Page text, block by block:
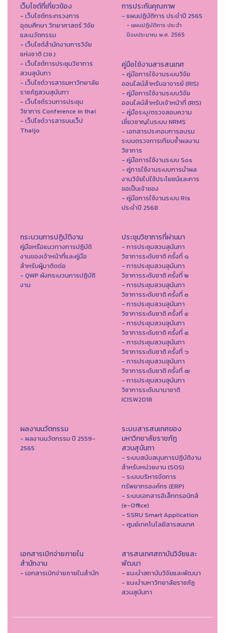
เว็บไซต์ที่เกี่ยวข้อง
- เว็บไซต์กระทรวงการ
อุดมศึกษา วิทยาศาสตร์ วิจัย
และนวัตกรรม
- เว็บไซต์สำนักงานการวิจัย
แห่งชาติ (วช.)
- เว็บไซต์การประชุมวิชาการ
สวนสุนันทา
- เว็บไซต์วารสารมหาวิทยาลัย
ราชภัฏสวนสุนันทา
- เว็บไซต์รวมการประชุม
วิชาการ Conference in thai
- เว็ปไซต์วารสารบนเว็ป
Thaijo
การประกันคุณภาพ
- แผนปฏิบัติการ ประจำปี 2565
- แผนปฏิบัติการ ประจำ
ปีงบประมาณ พ.ศ. 2565
คู่มือใช้งานสารสนเทศ
- คู่มือการใช้งานระบบวิจัย
ออนไลน์สำหรับอาจารย์ (RIS)
- คู่มือการใช้งานระบบวิจัย
ออนไลน์สำหรับเจ้าหน้าที่ (RIS)
- คู่มือระบุ/ตรวจสอบความ
เชี่ยวชาญในระบบ NRMS
- เอกสารประกอบการอบรม
ระบบตรวจการเทียบซ้ำผลงาน
วิชาการ
- คู่มือการใช้งานระบบ Sos
- คู่การใช้งานระบบการนำผล
งานวิจัยไปใช้ประโยชน์และการ
ขอเป็นเจ้าของ
- คู่มือการใช้งานระบบ Ris
ประจำปี 2568
กระบวนการปฏิบัติงาน
คู่มือหรือแนวทางการปฏิบัติ
งานของเจ้าหน้าที่และคู่มือ
สำหรับผู้มาติดต่อ
- QWP ผังกระบวนการปฏิบัติ
งาน
ประชุมวิชาการที่ผ่านมา
- การประชุมสวนสุนันทา
วิชาการระดับชาติ ครั้งที่ ๑
- การประชุมสวนสุนันทา
วิชาการระดับชาติ ครั้งที่ ๒
- การประชุมสวนสุนันทา
วิชาการระดับชาติ ครั้งที่ ๓
- การประชุมสวนสุนันทา
วิชาการระดับชาติ ครั้งที่ ๔
- การประชุมสวนสุนันทา
วิชาการระดับชาติ ครั้งที่ ๕
- การประชุมสวนสุนันทา
วิชาการระดับชาติ ครั้งที่ ๖
- การประชุมสวนสุนันทา
วิชาการระดับชาติ ครั้งที่ ๗
- การประชุมสวนสุนันทา
วิชาการระดับนานาชาติ
ICISW2018
ผลงานนวัตกรรม
- ผลงานนวัตกรรม ปี 2559-
2565
ระบบสารสนเทศของ
มหาวิทยาลัยราชภัฏ
สวนสุนันทา
- ระบบสนับสนุนการปฏิบัติงาน
สำหรับหน่วยงาน (SOS)
- ระบบบริหารจัดการ
ทรัพยากรองค์กร (ERP)
- ระบบเอกสารอิเล็กทรอนิกส์
(e-Office)
- SSRU Smart Application
- ศูนย์เทคโนโลยีสารสนเทศ
เอกสารเบิกจ่ายภายใน
สำนักงาน
- เอกสารเบิกจ่ายภายในสำนัก
สารสนเทศสถาบันวิจัยและ
พัฒนา
- แนะนำสถาบันวิจัยและพัฒนา
- แนะนำมหาวิทยาลัยราชภัฏ
สวนสุนันทา